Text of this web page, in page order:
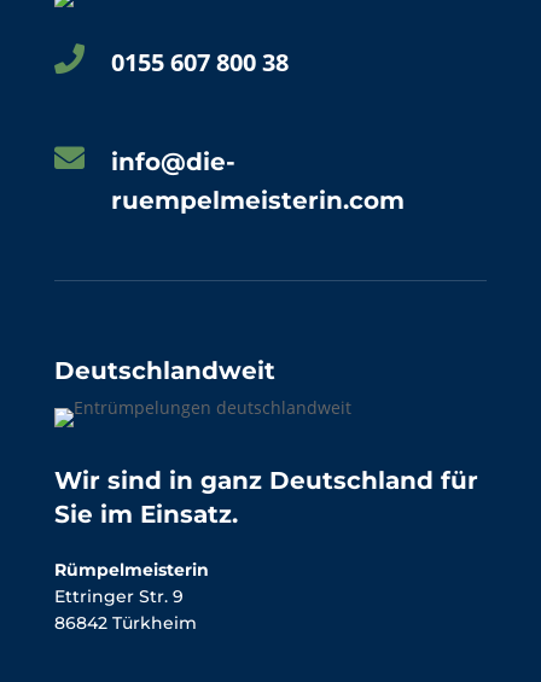
 0155 607 800 38

info@die-
ruempelmeisterin.com
Deutschlandweit
Wir sind in ganz Deutschland für
Sie im Einsatz.
Rümpelmeisterin
Ettringer Str. 9
86842 Türkheim